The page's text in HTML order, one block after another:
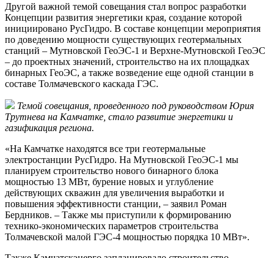
Другой важной темой совещания стал вопрос разработки
Концепции развития энергетики края, создание которой
инициировано РусГидро. В составе концепции мероприятия
по доведению мощности существующих геотермальных
станций – Мутновской ГеоЭС-1 и Верхне-Мутновской ГеоЭС
– до проектных значений, строительство на их площадках
бинарных ГеоЭС, а также возведение еще одной станции в
составе Толмачевского каскада ГЭС.
Темой совещания, проведенного под руководством Юрия
Трутнева на Камчатке, стало развитие энергетики и
газификация региона.
«На Камчатке находятся все три геотермальные
электростанции РусГидро. На Мутновской ГеоЭС-1 мы
планируем строительство нового бинарного блока
мощностью 13 МВт, бурение новых и углубление
действующих скважин для увеличения выработки и
повышения эффективности станции, – заявил Роман
Бердников. – Также мы приступили к формированию
технико-экономических параметров строительства
Толмачевской малой ГЭС-4 мощностью порядка 10 МВт».